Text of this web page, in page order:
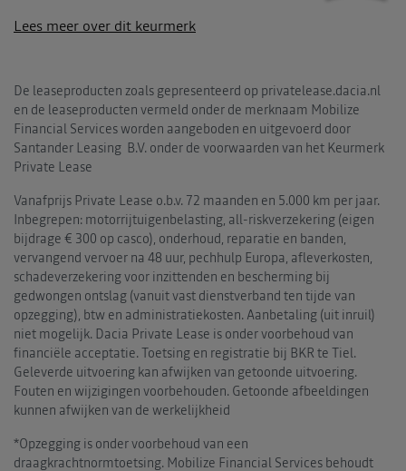
Lees meer over dit keurmerk
De leaseproducten zoals gepresenteerd op privatelease.dacia.nl
en de leaseproducten vermeld onder de merknaam Mobilize
Financial Services worden aangeboden en uitgevoerd door
Santander Leasing B.V. onder de voorwaarden van het Keurmerk
Private Lease
Vanafprijs Private Lease o.b.v. 72 maanden en 5.000 km per jaar.
Inbegrepen: motorrijtuigenbelasting, all-riskverzekering (eigen
bijdrage € 300 op casco), onderhoud, reparatie en banden,
vervangend vervoer na 48 uur, pechhulp Europa, afleverkosten,
schadeverzekering voor inzittenden en bescherming bij
gedwongen ontslag (vanuit vast dienstverband ten tijde van
opzegging), btw en administratiekosten. Aanbetaling (uit inruil)
niet mogelijk. Dacia Private Lease is onder voorbehoud van
financiële acceptatie. Toetsing en registratie bij BKR te Tiel.
Geleverde uitvoering kan afwijken van getoonde uitvoering.
Fouten en wijzigingen voorbehouden. Getoonde afbeeldingen
kunnen afwijken van de werkelijkheid
*Opzegging is onder voorbehoud van een
draagkrachtnormtoetsing. Mobilize Financial Services behoudt